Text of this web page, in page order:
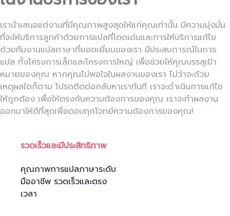
เรานำเสนอแต่งานที่มีคุณภาพสูงสุดให้แก่คุณเท่านั้น มีความมุ่งมั่น
ที่จะให้บริการลูกค้าด้วยการแปลที่โดดเด่นและการให้บริการแก้ไข
ด้วยทีมงานแปลภาษาที่ยอดเยี่ยมของเรา มีประสบการณ์ในการ
แปล ทั้งโครงการเล็กและโครงการใหญ่ เพื่อช่วยให้คุณบรรลุเป้า
หมายของคุณ หากคุณไม่พอใจในผลงานของเรา ไม่ว่าจะด้วย
เหตุผลใดก็ตาม โปรดติดต่อกลับหาเราทันที เราจะดำเนินการแก้ไข
ให้ถูกต้อง เพื่อให้ตรงกับความต้องการของคุณ เราจะทำผลงาน
ออกมาให้ดีที่สุดเพื่อตอบทุกโจทย์ความต้องการของคุณ!
รวดเร็วและมีประสิทธิภาพ
คุณภาพการแปลภาษาระดับ
มืออาชีพ รวดเร็วและตรง
เวลา